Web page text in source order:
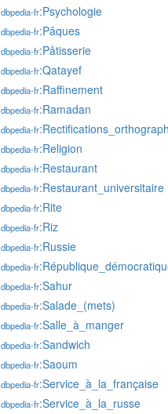
dbpedia-fr:Psychologie
dbpedia-fr:Pâques
dbpedia-fr:Pâtisserie
dbpedia-fr:Qatayef
dbpedia-fr:Raffinement
dbpedia-fr:Ramadan
dbpedia-fr
dbpedia-fr:Religion
dbpedia-fr:Restaurant
dbpedia-fr:Restaurant_universitaire
dbpedia-fr:Rite
dbpedia-fr:Riz
dbpedia-fr:Russie
dbpedia-fr
dbpedia-fr:Sahur
dbpedia-fr:Salade_(mets)
dbpedia-fr:Salle_à_manger
dbpedia-fr:Sandwich
dbpedia-fr:Saoum
dbpedia-fr:Service_à_la_française
dbpedia-fr:Service_à_la_russe